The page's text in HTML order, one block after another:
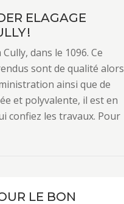
ELAGAGE
!
dans le 1096. Ce
sont de qualité alors
ainsi que de
et polyvalente, il est en
confiez les travaux. Pour
LE BON